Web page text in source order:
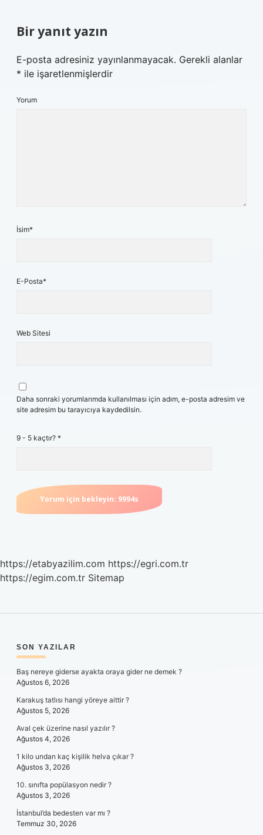
Bir yanıt yazın
E-posta adresiniz yayınlanmayacak. Gerekli alanlar
* ile işaretlenmişlerdir
Yorum
İsim*
E-Posta*
Web Sitesi
Daha sonraki yorumlarımda kullanılması için adım, e-posta adresim ve
site adresim bu tarayıcıya kaydedilsin.
9 - 5 kaçtır? *
https://etabyazilim.com https://egri.com.tr
https://egim.com.tr Sitemap
SIDEBAR
SON YAZILAR
Baş nereye giderse ayakta oraya gider ne demek ?
Ağustos 6, 2026
Karakuş tatlısı hangi yöreye aittir ?
Ağustos 5, 2026
Aval çek üzerine nasıl yazılır ?
Ağustos 4, 2026
1 kilo undan kaç kişilik helva çıkar ?
Ağustos 3, 2026
10. sınıfta popülasyon nedir ?
Ağustos 3, 2026
İstanbul’da bedesten var mı ?
Temmuz 30, 2026